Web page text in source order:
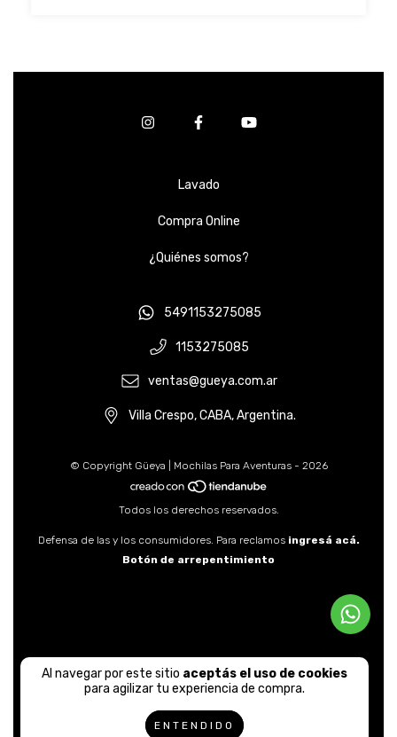
Al navegar por este sitio aceptás el uso de cookies
para agilizar tu experiencia de compra.
ENTENDIDO
Lavado
Compra Online
¿Quiénes somos?
5491153275085
1153275085
ventas@gueya.com.ar
Villa Crespo, CABA, Argentina.
© Copyright Güeya | Mochilas Para Aventuras - 2026
Todos los derechos reservados.
Defensa de las y los consumidores. Para reclamos ingresá acá.
Botón de arrepentimiento